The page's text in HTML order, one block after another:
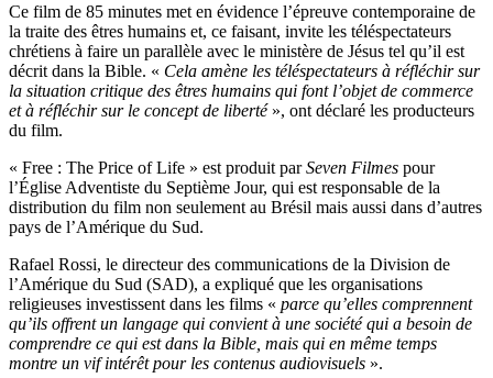
Ce film de 85 minutes met en évidence l’épreuve contemporaine de
la traite des êtres humains et, ce faisant, invite les téléspectateurs
chrétiens à faire un parallèle avec le ministère de Jésus tel qu’il est
décrit dans la Bible. « Cela amène les téléspectateurs à réfléchir sur
la situation critique des êtres humains qui font l’objet de commerce
et à réfléchir sur le concept de liberté», ont déclaré les producteurs
du film.
« Free : The Price of Life » est produit parSeven Filmes pour
l’Église Adventiste du Septième Jour, qui est responsable de la
distribution du film non seulement au Brésil mais aussi dans d’autres
pays de l’Amérique du Sud.
Rafael Rossi, le directeur des communications de la Division de
l’Amérique du Sud (SAD), a expliqué que les organisations
religieuses investissent dans les films « parce qu’elles comprennent
qu’ils offrent un langage qui convient à une société qui a besoin de
comprendre ce qui est dans la Bible, mais qui en même temps
montre un vif intérêt pour les contenus audiovisuels ».